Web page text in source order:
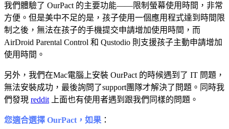
我們體驗了 OurPact 的主要功能——限制螢幕使用時間，非常
方便。但是美中不足的是，孩子使用一個應用程式達到時間限
制之後，無法在孩子的手機提交申請增加使用時間，而
AirDroid Parental Control 和 Qustodio 則支援孩子主動申請增加
使用時間。
另外，我們在Mac電腦上安裝 OurPact 的時候遇到了 IT 問題，
無法安裝成功，最後詢問了support團隊才解決了問題。同時我
們發現 reddit 上面也有使用者遇到跟我們同樣的問題。
您適合選擇 OurPact，如果 ：